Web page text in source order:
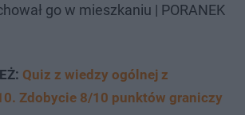
go w mieszkaniu | PORANEK
Quiz z wiedzy ogólnej z
Zdobycie 8/10 punktów graniczy